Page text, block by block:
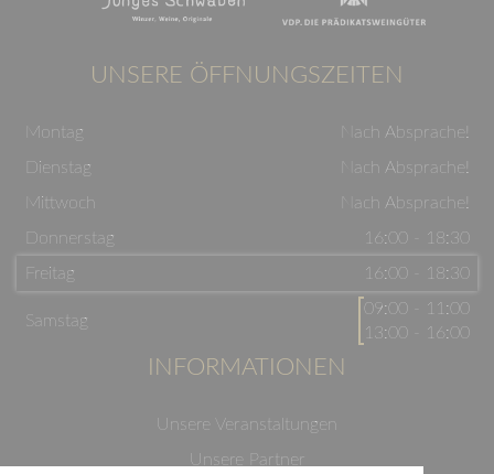
UNSERE ÖFFNUNGSZEITEN
Montag
Nach Absprache!
Dienstag
Nach Absprache!
Mittwoch
Nach Absprache!
Donnerstag
16:00 - 18:30
Freitag
16:00 - 18:30
Samstag
09:00 - 11:00
13:00 - 16:00
INFORMATIONEN
Unsere Veranstaltungen
Unsere Partner